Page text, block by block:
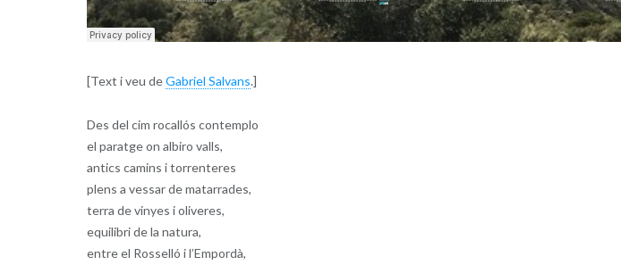
[Text i veu deGabriel Salvans.]
Des del cim rocallós contemplo
el paratge on albiro valls,
antics camins i torrenteres
plens a vessar de matarrades,
terra de vinyes i oliveres,
equilibri de la natura,
entre el Rosselló i l’Empordà,